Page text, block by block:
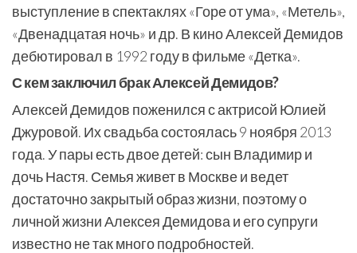
выступление в спектаклях «Горе от ума», «Метель»,
«Двенадцатая ночь» и др. В кино Алексей Демидов
дебютировал в 1992 году в фильме «Детка».
С кем заключил брак Алексей Демидов?
Алексей Демидов поженился с актрисой Юлией
Джуровой. Их свадьба состоялась 9 ноября 2013
года. У пары есть двое детей: сын Владимир и
дочь Настя. Семья живет в Москве и ведет
достаточно закрытый образ жизни, поэтому о
личной жизни Алексея Демидова и его супруги
известно не так много подробностей.